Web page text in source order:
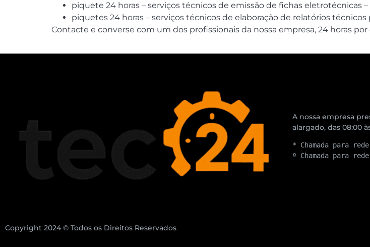
piquete 24 horas – serviços técnicos de emissão de fichas eletrotécnicas
piquetes 24 horas – serviços técnicos de elaboração de relatórios
Contacte e converse com um dos profissionais da nossa empresa, 24 horas
A nossa empresa
alargado, das 08:00
* Chamada para
º Chamada para
Copyright 2024 © Todos os Direitos Reservados